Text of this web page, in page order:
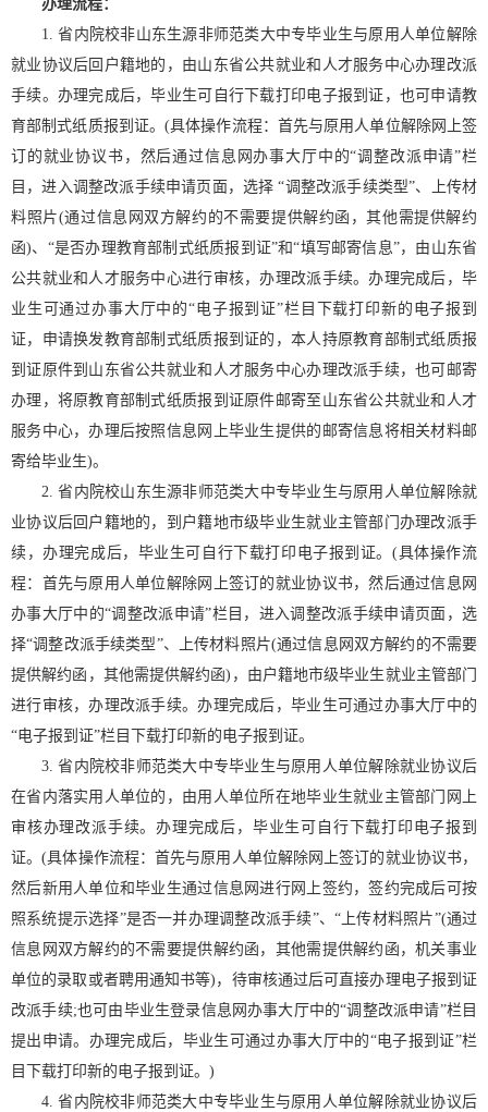
办理流程：
1. 省内院校非山东生源非师范类大中专毕业生与原用人单位解除
就业协议后回户籍地的，由山东省公共就业和人才服务中心办理改派
手续。办理完成后，毕业生可自行下载打印电子报到证，也可申请教
育部制式纸质报到证。(具体操作流程：首先与原用人单位解除网上签
订的就业协议书，然后通过信息网办事大厅中的“调整改派申请”栏
目，进入调整改派手续申请页面，选择 “调整改派手续类型”、上传材
料照片(通过信息网双方解约的不需要提供解约函，其他需提供解约
函)、“是否办理教育部制式纸质报到证”和“填写邮寄信息”，由山东省
公共就业和人才服务中心进行审核，办理改派手续。办理完成后，毕
业生可通过办事大厅中的“电子报到证”栏目下载打印新的电子报到
证，申请换发教育部制式纸质报到证的，本人持原教育部制式纸质报
到证原件到山东省公共就业和人才服务中心办理改派手续，也可邮寄
办理，将原教育部制式纸质报到证原件邮寄至山东省公共就业和人才
服务中心，办理后按照信息网上毕业生提供的邮寄信息将相关材料邮
寄给毕业生)。
2. 省内院校山东生源非师范类大中专毕业生与原用人单位解除就
业协议后回户籍地的，到户籍地市级毕业生就业主管部门办理改派手
续，办理完成后，毕业生可自行下载打印电子报到证。(具体操作流
程：首先与原用人单位解除网上签订的就业协议书，然后通过信息网
办事大厅中的“调整改派申请”栏目，进入调整改派手续申请页面，选
择“调整改派手续类型”、上传材料照片(通过信息网双方解约的不需要
提供解约函，其他需提供解约函)，由户籍地市级毕业生就业主管部门
进行审核，办理改派手续。办理完成后，毕业生可通过办事大厅中的
“电子报到证”栏目下载打印新的电子报到证。
3. 省内院校非师范类大中专毕业生与原用人单位解除就业协议后
在省内落实用人单位的，由用人单位所在地毕业生就业主管部门网上
审核办理改派手续。办理完成后，毕业生可自行下载打印电子报到
证。(具体操作流程：首先与原用人单位解除网上签订的就业协议书，
然后新用人单位和毕业生通过信息网进行网上签约，签约完成后可按
照系统提示选择”是否一并办理调整改派手续”、“上传材料照片”(通过
信息网双方解约的不需要提供解约函，其他需提供解约函，机关事业
单位的录取或者聘用通知书等)，待审核通过后可直接办理电子报到证
改派手续;也可由毕业生登录信息网办事大厅中的“调整改派申请”栏目
提出申请。办理完成后，毕业生可通过办事大厅中的“电子报到证”栏
目下载打印新的电子报到证。)
4. 省内院校非师范类大中专毕业生与原用人单位解除就业协议后